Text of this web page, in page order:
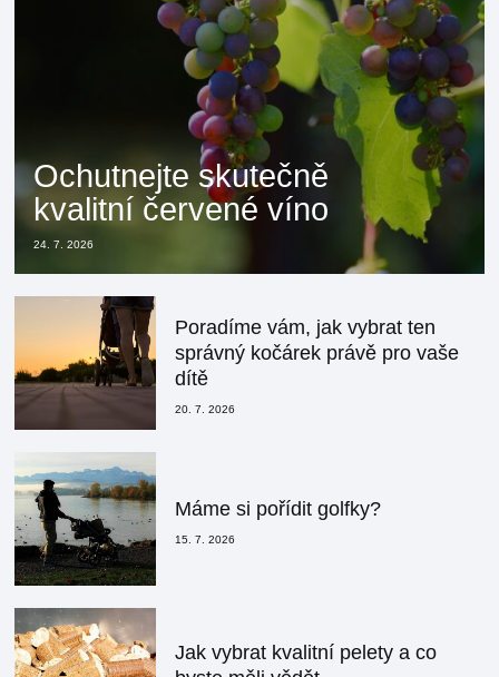
Ochutnejte skutečně
kvalitní červené víno
24. 7. 2026
Poradíme vám, jak vybrat ten
správný kočárek právě pro vaše
dítě
20. 7. 2026
Máme si pořídit golfky?
15. 7. 2026
Jak vybrat kvalitní pelety a co